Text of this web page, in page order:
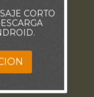
CORTO